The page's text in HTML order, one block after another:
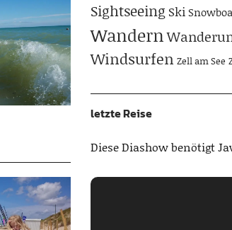
Sightseeing Ski
Wandern
Windsurfen Zell am See
letzte Reise
Diese Diashow benötigt